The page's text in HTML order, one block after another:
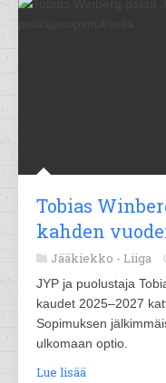
Tobias
kahden
Jääkiekko - Liiga
JYP ja puolustaja
kaudet 2025–2027
Sopimuksen
ulkomaan optio.
Lue lisää